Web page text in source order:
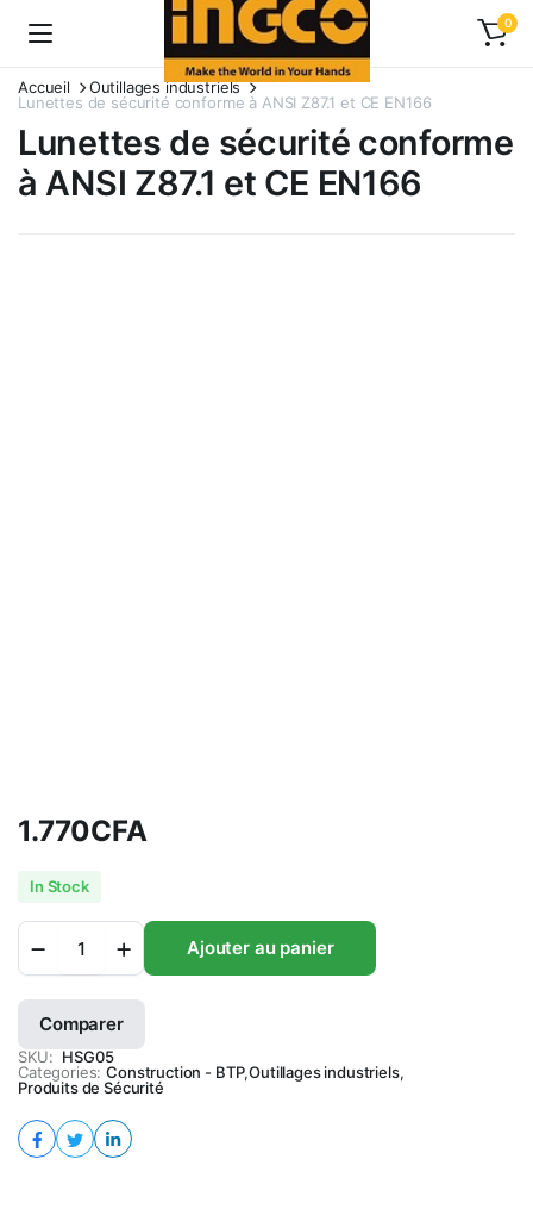
0
Accueil
Outillages industriels
Lunettes de sécurité conforme à ANSI Z87.1 et CE EN166
Lunettes de sécurité conforme
à ANSI Z87.1 et CE EN166
1.770CFA
In Stock
sécurité
conforme
à
Z87.1
et
EN166
quantity
Ajouter au panier
Comparer
SKU: HSG05
Categories: Construction - BTP,Outillages industriels,
Produits de Sécurité